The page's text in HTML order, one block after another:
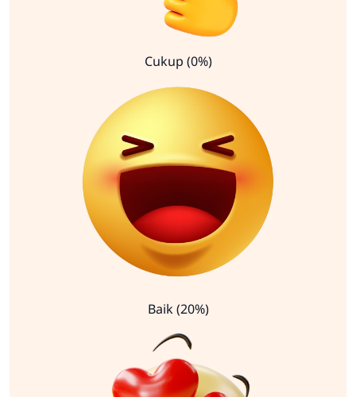
Cukup (0%)
Baik (20%)